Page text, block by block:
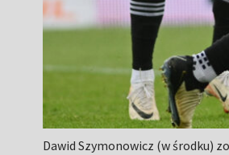
Dawid Szymonowicz (w środku)